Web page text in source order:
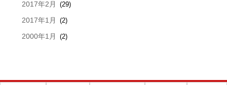
2017年2月 (29)
2017年1月 (2)
2000年1月 (2)